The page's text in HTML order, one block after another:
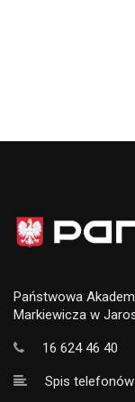
Państwowa
Markiewicza w
16 624 46 40
Spis telefonów